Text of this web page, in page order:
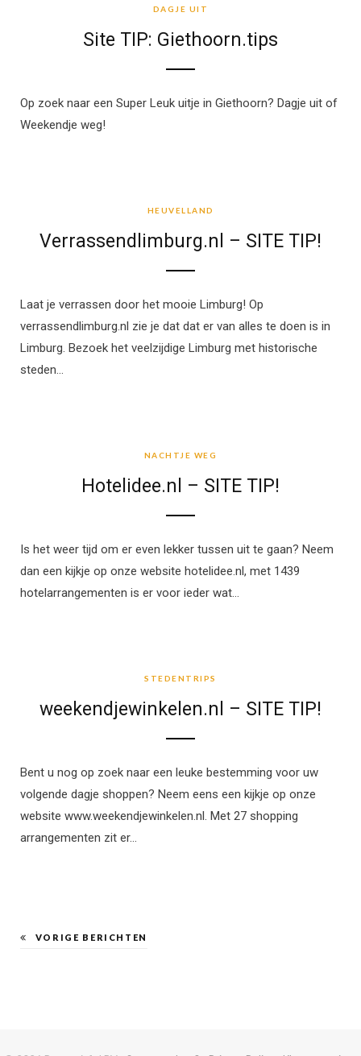
DAGJE UIT
Site TIP: Giethoorn.tips
Op zoek naar een Super Leuk uitje in Giethoorn? Dagje uit of
Weekendje weg!
HEUVELLAND
Verrassendlimburg.nl – SITE TIP!
Laat je verrassen door het mooie Limburg! Op
verrassendlimburg.nl zie je dat dat er van alles te doen is in
Limburg. Bezoek het veelzijdige Limburg met historische
steden…
NACHTJE WEG
Hotelidee.nl – SITE TIP!
Is het weer tijd om er even lekker tussen uit te gaan? Neem
dan een kijkje op onze website hotelidee.nl, met 1439
hotelarrangementen is er voor ieder wat…
STEDENTRIPS
weekendjewinkelen.nl – SITE TIP!
Bent u nog op zoek naar een leuke bestemming voor uw
volgende dagje shoppen? Neem eens een kijkje op onze
website www.weekendjewinkelen.nl. Met 27 shopping
arrangementen zit er…
VORIGE BERICHTEN